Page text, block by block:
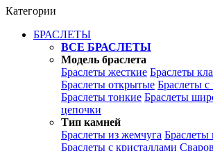
Категории
БРАСЛЕТЫ
ВСЕ БРАСЛЕТЫ
Модель браслета
Браслеты жесткие Браслеты
Браслеты открытые Браслеты с
Браслеты тонкие Браслеты
цепочки
Тип камней
Браслеты из жемчуга Браслеты
Браслеты с кристаллами